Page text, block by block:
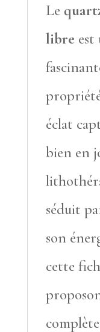
Le
libre
éclat
bien en
séduit
son
cette